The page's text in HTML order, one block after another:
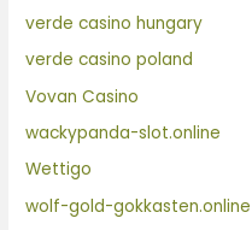
verde casino hungary
verde casino poland
Vovan Casino
wackypanda-slot.online
Wettigo
wolf-gold-gokkasten.online